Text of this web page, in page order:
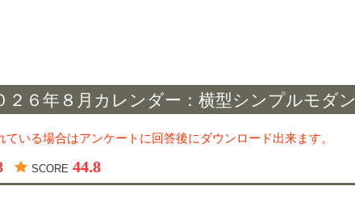
２６年８月カレンダー：横型シンプルモダン
ている場合はアンケートに回答後にダウンロード出来ます。
SCORE 44.8